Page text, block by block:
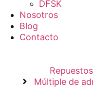
DFSK
Nosotros
Blog
Contacto
Repuestos
Múltiple de